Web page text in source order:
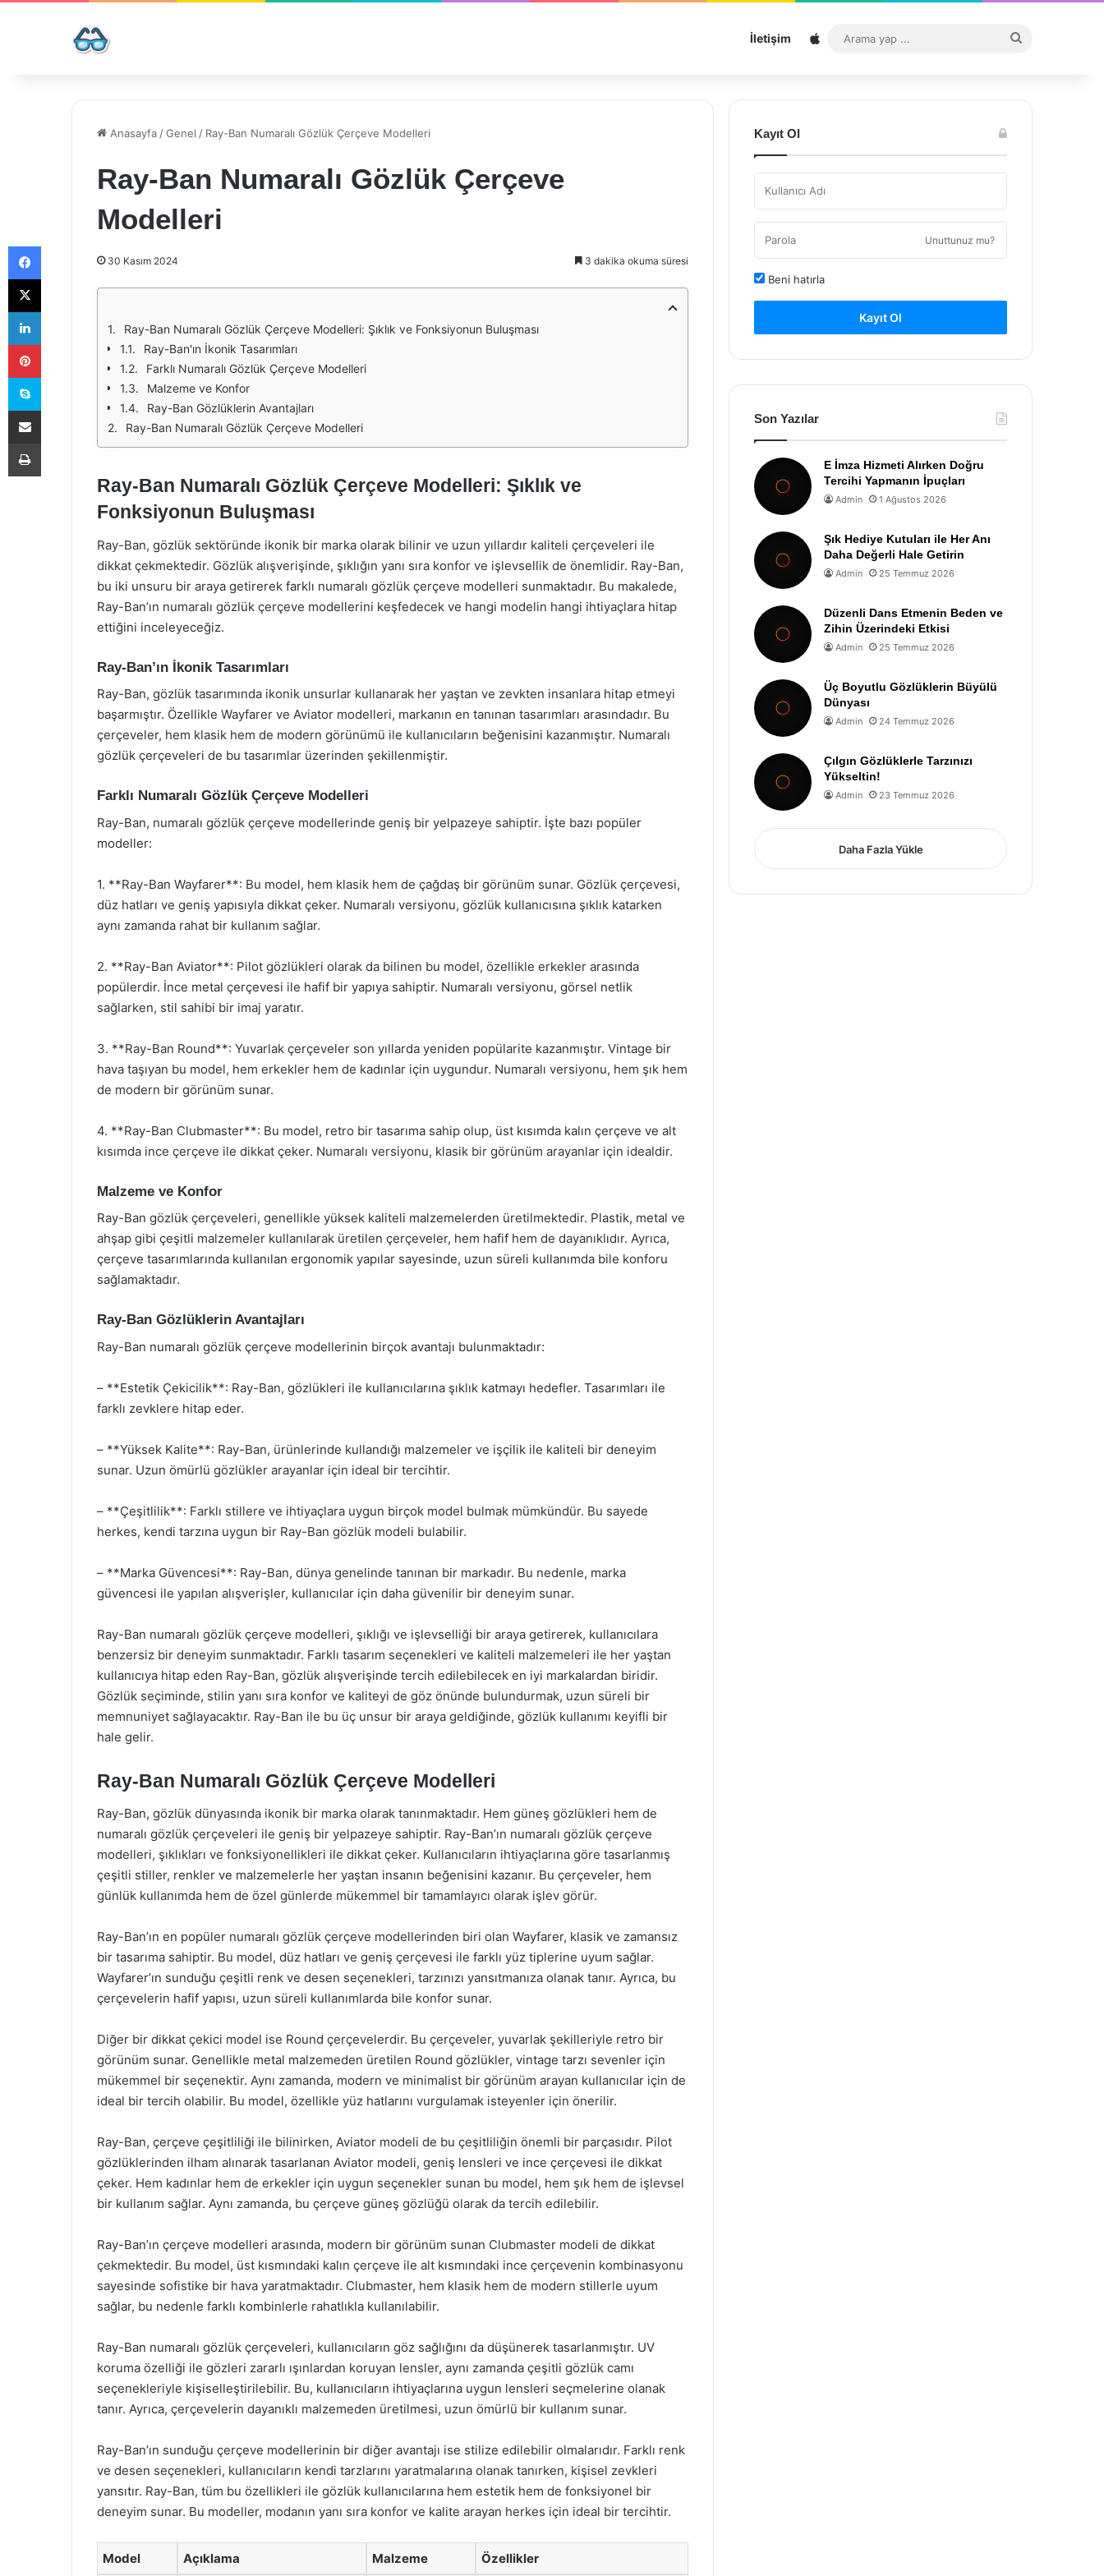
İletişim Sitemap
...
Anasayfa /Genel / Ray-Ban Numaralı Gözlük Çerçeve Modelleri
Ray-Ban Numaralı Gözlük Çerçeve
Modelleri
30 Kasım 2024 3 dakika okuma süresi
Ray-Ban Numaralı Gözlük Çerçeve Modelleri: Şıklık ve Fonksiyonun Buluşması
Ray-Ban'ın İkonik Tasarımları
Farklı Numaralı Gözlük Çerçeve Modelleri
Malzeme ve Konfor
Ray-Ban Gözlüklerin Avantajları
Ray-Ban Numaralı Gözlük Çerçeve Modelleri
Ray-Ban Numaralı Gözlük Çerçeve Modelleri: Şıklık ve
Fonksiyonun Buluşması
Ray-Ban, gözlük sektöründe ikonik bir marka olarak bilinir ve uzun yıllardır kaliteli çerçeveleri ile
dikkat çekmektedir. Gözlük alışverişinde, şıklığın yanı sıra konfor ve işlevsellik de önemlidir. Ray-Ban,
bu iki unsuru bir araya getirerek farklı numaralı gözlük çerçeve modelleri sunmaktadır. Bu makalede,
Ray-Ban’ın numaralı gözlük çerçeve modellerini keşfedecek ve hangi modelin hangi ihtiyaçlara hitap
ettiğini inceleyeceğiz.
Ray-Ban’ın İkonik Tasarımları
Ray-Ban, gözlük tasarımında ikonik unsurlar kullanarak her yaştan ve zevkten insanlara hitap etmeyi
başarmıştır. Özellikle Wayfarer ve Aviator modelleri, markanın en tanınan tasarımları arasındadır. Bu
çerçeveler, hem klasik hem de modern görünümü ile kullanıcıların beğenisini kazanmıştır. Numaralı
gözlük çerçeveleri de bu tasarımlar üzerinden şekillenmiştir.
Farklı Numaralı Gözlük Çerçeve Modelleri
Ray-Ban, numaralı gözlük çerçeve modellerinde geniş bir yelpazeye sahiptir. İşte bazı popüler
modeller:
1. **Ray-Ban Wayfarer**: Bu model, hem klasik hem de çağdaş bir görünüm sunar. Gözlük çerçevesi,
düz hatları ve geniş yapısıyla dikkat çeker. Numaralı versiyonu, gözlük kullanıcısına şıklık katarken
aynı zamanda rahat bir kullanım sağlar.
2. **Ray-Ban Aviator**: Pilot gözlükleri olarak da bilinen bu model, özellikle erkekler arasında
popülerdir. İnce metal çerçevesi ile hafif bir yapıya sahiptir. Numaralı versiyonu, görsel netlik
sağlarken, stil sahibi bir imaj yaratır.
3. **Ray-Ban Round**: Yuvarlak çerçeveler son yıllarda yeniden popülarite kazanmıştır. Vintage bir
hava taşıyan bu model, hem erkekler hem de kadınlar için uygundur. Numaralı versiyonu, hem şık hem
de modern bir görünüm sunar.
4. **Ray-Ban Clubmaster**: Bu model, retro bir tasarıma sahip olup, üst kısımda kalın çerçeve ve alt
kısımda ince çerçeve ile dikkat çeker. Numaralı versiyonu, klasik bir görünüm arayanlar için idealdir.
Malzeme ve Konfor
Ray-Ban gözlük çerçeveleri, genellikle yüksek kaliteli malzemelerden üretilmektedir. Plastik, metal ve
ahşap gibi çeşitli malzemeler kullanılarak üretilen çerçeveler, hem hafif hem de dayanıklıdır. Ayrıca,
çerçeve tasarımlarında kullanılan ergonomik yapılar sayesinde, uzun süreli kullanımda bile konforu
sağlamaktadır.
Ray-Ban Gözlüklerin Avantajları
Ray-Ban numaralı gözlük çerçeve modellerinin birçok avantajı bulunmaktadır:
– **Estetik Çekicilik**: Ray-Ban, gözlükleri ile kullanıcılarına şıklık katmayı hedefler. Tasarımları ile
farklı zevklere hitap eder.
– **Yüksek Kalite**: Ray-Ban, ürünlerinde kullandığı malzemeler ve işçilik ile kaliteli bir deneyim
sunar. Uzun ömürlü gözlükler arayanlar için ideal bir tercihtir.
– **Çeşitlilik**: Farklı stillere ve ihtiyaçlara uygun birçok model bulmak mümkündür. Bu sayede
herkes, kendi tarzına uygun bir Ray-Ban gözlük modeli bulabilir.
– **Marka Güvencesi**: Ray-Ban, dünya genelinde tanınan bir markadır. Bu nedenle, marka
güvencesi ile yapılan alışverişler, kullanıcılar için daha güvenilir bir deneyim sunar.
Ray-Ban numaralı gözlük çerçeve modelleri, şıklığı ve işlevselliği bir araya getirerek, kullanıcılara
benzersiz bir deneyim sunmaktadır. Farklı tasarım seçenekleri ve kaliteli malzemeleri ile her yaştan
kullanıcıya hitap eden Ray-Ban, gözlük alışverişinde tercih edilebilecek en iyi markalardan biridir.
Gözlük seçiminde, stilin yanı sıra konfor ve kaliteyi de göz önünde bulundurmak, uzun süreli bir
memnuniyet sağlayacaktır. Ray-Ban ile bu üç unsur bir araya geldiğinde, gözlük kullanımı keyifli bir
hale gelir.
Ray-Ban Numaralı Gözlük Çerçeve Modelleri
Ray-Ban, gözlük dünyasında ikonik bir marka olarak tanınmaktadır. Hem güneş gözlükleri hem de
numaralı gözlük çerçeveleri ile geniş bir yelpazeye sahiptir. Ray-Ban’ın numaralı gözlük çerçeve
modelleri, şıklıkları ve fonksiyonellikleri ile dikkat çeker. Kullanıcıların ihtiyaçlarına göre tasarlanmış
çeşitli stiller, renkler ve malzemelerle her yaştan insanın beğenisini kazanır. Bu çerçeveler, hem
günlük kullanımda hem de özel günlerde mükemmel bir tamamlayıcı olarak işlev görür.
Ray-Ban’ın en popüler numaralı gözlük çerçeve modellerinden biri olan Wayfarer, klasik ve zamansız
bir tasarıma sahiptir. Bu model, düz hatları ve geniş çerçevesi ile farklı yüz tiplerine uyum sağlar.
Wayfarer’ın sunduğu çeşitli renk ve desen seçenekleri, tarzınızı yansıtmanıza olanak tanır. Ayrıca, bu
çerçevelerin hafif yapısı, uzun süreli kullanımlarda bile konfor sunar.
Diğer bir dikkat çekici model ise Round çerçevelerdir. Bu çerçeveler, yuvarlak şekilleriyle retro bir
görünüm sunar. Genellikle metal malzemeden üretilen Round gözlükler, vintage tarzı sevenler için
mükemmel bir seçenektir. Aynı zamanda, modern ve minimalist bir görünüm arayan kullanıcılar için de
ideal bir tercih olabilir. Bu model, özellikle yüz hatlarını vurgulamak isteyenler için önerilir.
Ray-Ban, çerçeve çeşitliliği ile bilinirken, Aviator modeli de bu çeşitliliğin önemli bir parçasıdır. Pilot
gözlüklerinden ilham alınarak tasarlanan Aviator modeli, geniş lensleri ve ince çerçevesi ile dikkat
çeker. Hem kadınlar hem de erkekler için uygun seçenekler sunan bu model, hem şık hem de işlevsel
bir kullanım sağlar. Aynı zamanda, bu çerçeve güneş gözlüğü olarak da tercih edilebilir.
Ray-Ban’ın çerçeve modelleri arasında, modern bir görünüm sunan Clubmaster modeli de dikkat
çekmektedir. Bu model, üst kısmındaki kalın çerçeve ile alt kısmındaki ince çerçevenin kombinasyonu
sayesinde sofistike bir hava yaratmaktadır. Clubmaster, hem klasik hem de modern stillerle uyum
sağlar, bu nedenle farklı kombinlerle rahatlıkla kullanılabilir.
Ray-Ban numaralı gözlük çerçeveleri, kullanıcıların göz sağlığını da düşünerek tasarlanmıştır. UV
koruma özelliği ile gözleri zararlı ışınlardan koruyan lensler, aynı zamanda çeşitli gözlük camı
seçenekleriyle kişiselleştirilebilir. Bu, kullanıcıların ihtiyaçlarına uygun lensleri seçmelerine olanak
tanır. Ayrıca, çerçevelerin dayanıklı malzemeden üretilmesi, uzun ömürlü bir kullanım sunar.
Ray-Ban’ın sunduğu çerçeve modellerinin bir diğer avantajı ise stilize edilebilir olmalarıdır. Farklı renk
ve desen seçenekleri, kullanıcıların kendi tarzlarını yaratmalarına olanak tanırken, kişisel zevkleri
yansıtır. Ray-Ban, tüm bu özellikleri ile gözlük kullanıcılarına hem estetik hem de fonksiyonel bir
deneyim sunar. Bu modeller, modanın yanı sıra konfor ve kalite arayan herkes için ideal bir tercihtir.
Model Açıklama Malzeme Özellikler
Kayıt Ol
Unuttunuz mu?
Beni hatırla
Kayıt Ol
Son Yazılar
E İmza Hizmeti Alırken Doğru
Tercihi Yapmanın İpuçları
Admin 1 Ağustos 2026
Şık Hediye Kutuları ile Her Anı
Daha Değerli Hale Getirin
Admin 25 Temmuz 2026
Düzenli Dans Etmenin Beden ve
Zihin Üzerindeki Etkisi
Admin 25 Temmuz 2026
Üç Boyutlu Gözlüklerin Büyülü
Dünyası
Admin 24 Temmuz 2026
Çılgın Gözlüklerle Tarzınızı
Yükseltin!
Admin 23 Temmuz 2026
Daha Fazla Yükle
Facebook
X
LinkedIn
Pinterest
Skype
E-Posta ile paylaş